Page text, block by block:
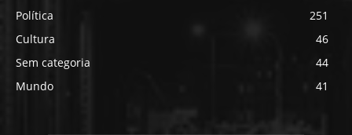
Política
251
Cultura
46
Sem categoria
44
Mundo
41